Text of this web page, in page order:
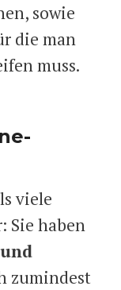
sowie
die man
muss.
viele
Sie haben
zumindest